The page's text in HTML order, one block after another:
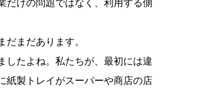
まだあります。
したよね。私たちが、最初には違
紙製トレイがスーパーや商店の店